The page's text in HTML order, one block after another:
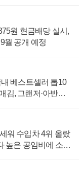
원 현금배당 실시,
월 공개 예정
베스트셀러 톱10
김, 그랜저·아반떼
워 수입차 4위 올랐
높은 공임비에 소비